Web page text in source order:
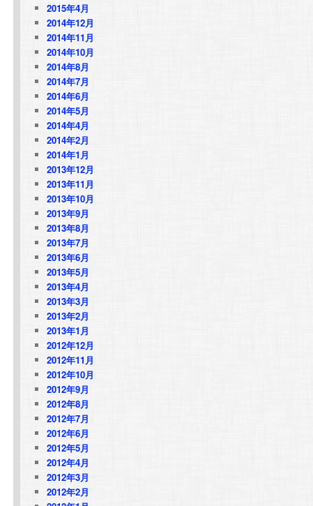
2015年4月
2014年12月
2014年11月
2014年10月
2014年8月
2014年7月
2014年6月
2014年5月
2014年4月
2014年2月
2014年1月
2013年12月
2013年11月
2013年10月
2013年9月
2013年8月
2013年7月
2013年6月
2013年5月
2013年4月
2013年3月
2013年2月
2013年1月
2012年12月
2012年11月
2012年10月
2012年9月
2012年8月
2012年7月
2012年6月
2012年5月
2012年4月
2012年3月
2012年2月